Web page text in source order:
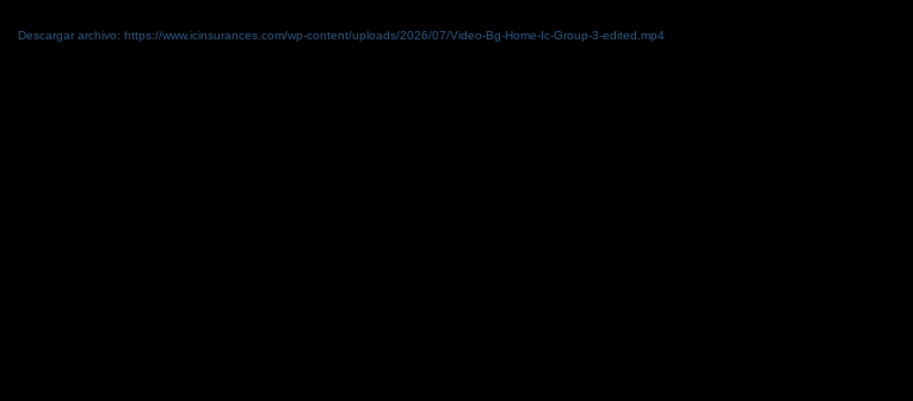
Descargar archivo: https://www.icinsurances.com/wp-content/uploads/2026/07/Video-Bg-Home-Ic-Group-3-edited.mp4